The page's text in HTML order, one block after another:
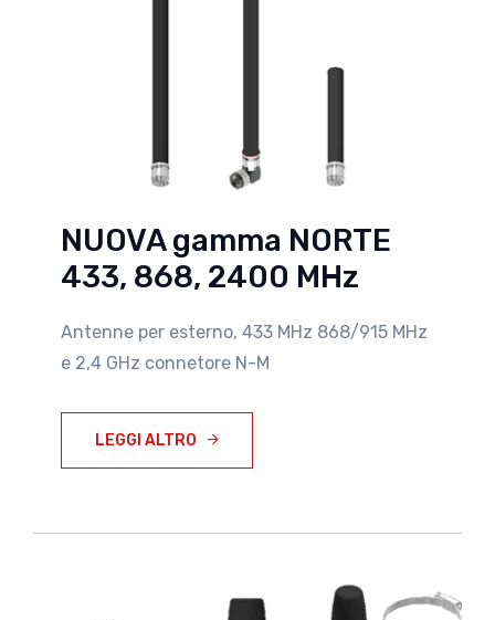
NUOVA gamma NORTE
433, 868, 2400 MHz
Antenne per esterno, 433 MHz 868/915 MHz
e 2,4 GHz connetore N-M
LEGGI ALTRO